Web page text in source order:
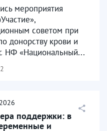
мероприятия
советом при
донорству крови и
НФ «Национальный...
2026
поддержки: в
и